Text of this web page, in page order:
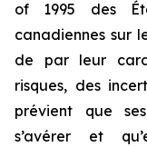
of 1995 des
canadiennes sur
de par leur
risques, des
prévient que
s’avérer et